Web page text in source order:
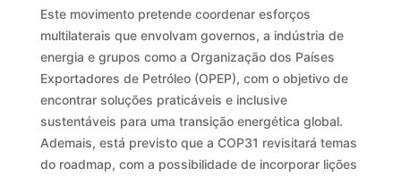
Este movimento pretende coordenar esforços
multilaterais que envolvam governos, a indústria de
energia e grupos como a Organização dos Países
Exportadores de Petróleo (OPEP), com o objetivo de
encontrar soluções praticáveis e inclusive
sustentáveis para uma transição energética global.
Ademais, está previsto que a COP31 revisitará temas
do roadmap, com a possibilidade de incorporar lições